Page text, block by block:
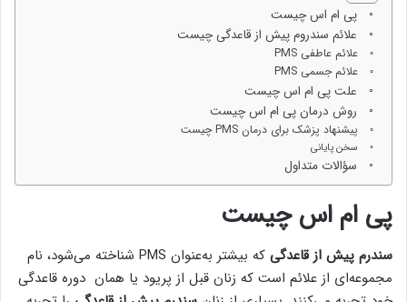
پی ام اس چیست
علائم سندروم پیش از قاعدگی چیست
علائم عاطفی PMS
علائم جسمی PMS
علت پی ام اس چیست
روش درمان پی ام اس چیست
پیشنهاد پزشک برای درمان PMS چیست
سخن پایانی
سؤالات متداول
پی ام اس چیست
سندرم پیش از قاعدگی
که بیشتر به‌عنوان PMS شناخته می‌شود، نام
مجموعه‌ای از علائم است که زنان قبل از پریود یا همان دوره قاعدگی